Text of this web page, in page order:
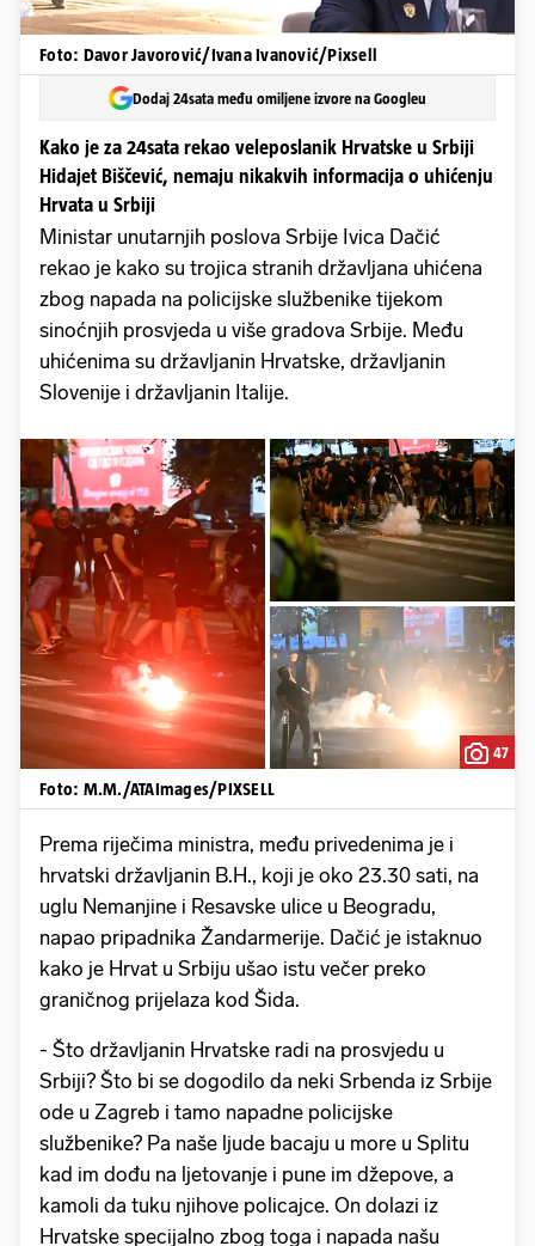
Foto: Davor Javorović/Ivana Ivanović/Pixsell
Dodaj 24sata među omiljene izvore na Googleu
Kako je za 24sata rekao veleposlanik Hrvatske u Srbiji
Hidajet Biščević, nemaju nikakvih informacija o uhićenju
Hrvata u Srbiji
Ministar unutarnjih poslova Srbije Ivica Dačić
rekao je kako su trojica stranih državljana uhićena
zbog napada na policijske službenike tijekom
sinoćnjih prosvjeda u više gradova Srbije. Među
uhićenima su državljanin Hrvatske, državljanin
Slovenije i državljanin Italije.
47
Foto: M.M./ATAImages/PIXSELL
Prema riječima ministra, među privedenima je i
hrvatski državljanin B.H., koji je oko 23.30 sati, na
uglu Nemanjine i Resavske ulice u Beogradu,
napao pripadnika Žandarmerije. Dačić je istaknuo
kako je Hrvat u Srbiju ušao istu večer preko
graničnog prijelaza kod Šida.
- Što državljanin Hrvatske radi na prosvjedu u
Srbiji? Što bi se dogodilo da neki Srbenda iz Srbije
ode u Zagreb i tamo napadne policijske
službenike? Pa naše ljude bacaju u more u Splitu
kad im dođu na ljetovanje i pune im džepove, a
kamoli da tuku njihove policajce. On dolazi iz
Hrvatske specijalno zbog toga i napada našu